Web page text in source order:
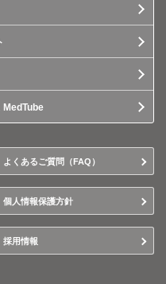
MedTube
よくあるご質問（FAQ）
個人情報保護方針
採用情報